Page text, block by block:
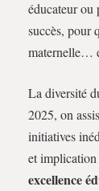
éducateur ou
succès, pour
maternelle…
La diversité
2025, on
initiatives
et implication
excellence